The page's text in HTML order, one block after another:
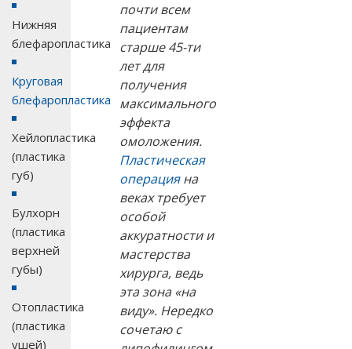
Нижняя
блефаропластика
Круговая
блефаропластика
Хейлопластика
(пластика
губ)
Булхорн
(пластика
верхней
губы)
Отопластика
(пластика
ушей)
почти всем
пациентам
старше 45-ти
лет для
получения
максимального
эффекта
омоложения.
Пластическая
операцияна
веках требует
особой
аккуратности и
мастерства
хирурга, ведь
эта зона «на
виду». Нередко
сочетаю с